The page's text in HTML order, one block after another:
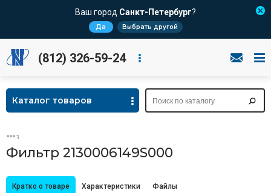
Ваш город Санкт-Петербург?
Да Выбрать другой
(812) 326-59-24
Каталог товаров
Фильтр 2130006149S000
Кратко о товаре Характеристики Файлы